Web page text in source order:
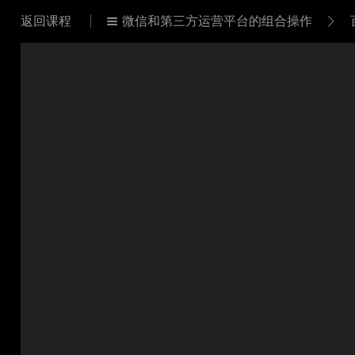
返回课程  微信和第三方运营平台的组合操作 